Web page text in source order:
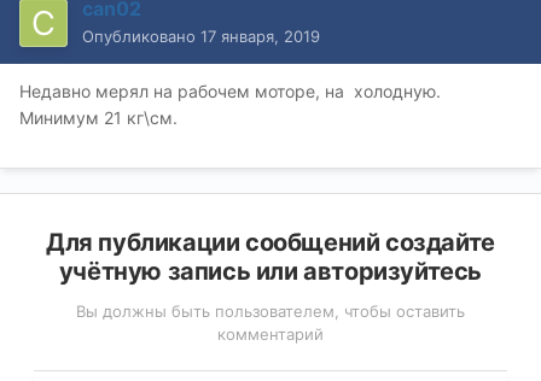
can02
Опубликовано 17 января, 2019
Недавно мерял на рабочем моторе, на холодную.
Минимум 21 кг\см.
Для публикации сообщений создайте
учётную запись или авторизуйтесь
Вы должны быть пользователем, чтобы оставить
комментарий